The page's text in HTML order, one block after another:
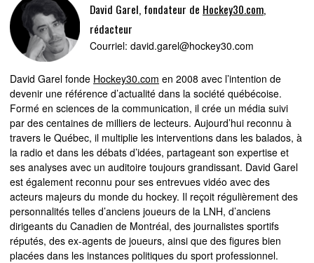
David Garel, fondateur de Hockey30.com,
rédacteur
Courriel: david.garel@hockey30.com
David Garel fonde Hockey30.com en 2008 avec l’intention de
devenir une référence d’actualité dans la société québécoise.
Formé en sciences de la communication, il crée un média suivi
par des centaines de milliers de lecteurs. Aujourd’hui reconnu à
travers le Québec, il multiplie les interventions dans les balados, à
la radio et dans les débats d’idées, partageant son expertise et
ses analyses avec un auditoire toujours grandissant. David Garel
est également reconnu pour ses entrevues vidéo avec des
acteurs majeurs du monde du hockey. Il reçoit régulièrement des
personnalités telles d’anciens joueurs de la LNH, d’anciens
dirigeants du Canadien de Montréal, des journalistes sportifs
réputés, des ex-agents de joueurs, ainsi que des figures bien
placées dans les instances politiques du sport professionnel.